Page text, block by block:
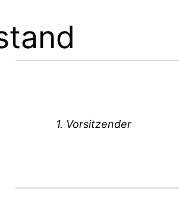
1. Vorsitzender